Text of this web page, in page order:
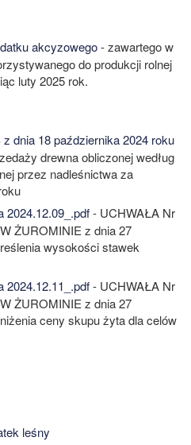
akcyzowego- zawartego w
do produkcji rolnej
luty 2025 rok.
dnia 18 października 2024 roku
drewna obliczonej według
przez nadleśnictwa za
2024.12.09_.pdf- UCHWAŁA Nr
ŻUROMINIE z dnia 27
wysokości stawek
2024.12.11_.pdf- UCHWAŁA Nr
ŻUROMINIE z dnia 27
ceny skupu żyta dla celów
leśny